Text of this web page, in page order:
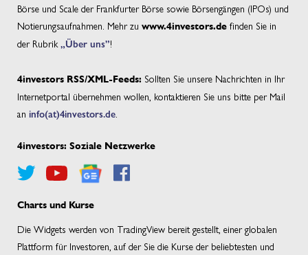
Börse und Scale der Frankfurter Börse sowie Börsengängen (IPOs) und
Notierungsaufnahmen. Mehr zu www.4investors.de finden Sie in
der Rubrik „Über uns”!
4investors RSS/XML-Feeds: Sollten Sie unsere Nachrichten in Ihr
Internetportal übernehmen wollen, kontaktieren Sie uns bitte per Mail
an info(at)4investors.de
4investors: Soziale Netzwerke
Charts und Kurse
Die Widgets werden von TradingView bereit gestellt, einer globalen
Plattform für Investoren, auf der Sie die Kurse der beliebtesten und